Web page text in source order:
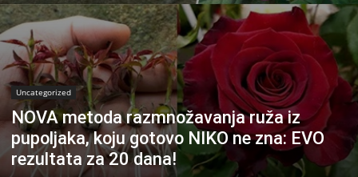
Uncategorized
NOVA metoda razmnožavanja ruža iz
pupoljaka, koju gotovo NIKO ne zna: EVO
rezultata za 20 dana!